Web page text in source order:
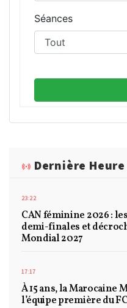
Séances
Dernière Heure
23:22
CAN féminine 2026 :
demi-finales et
Mondial 2027
17:17
À 15 ans, la Marocaine
l’équipe première du